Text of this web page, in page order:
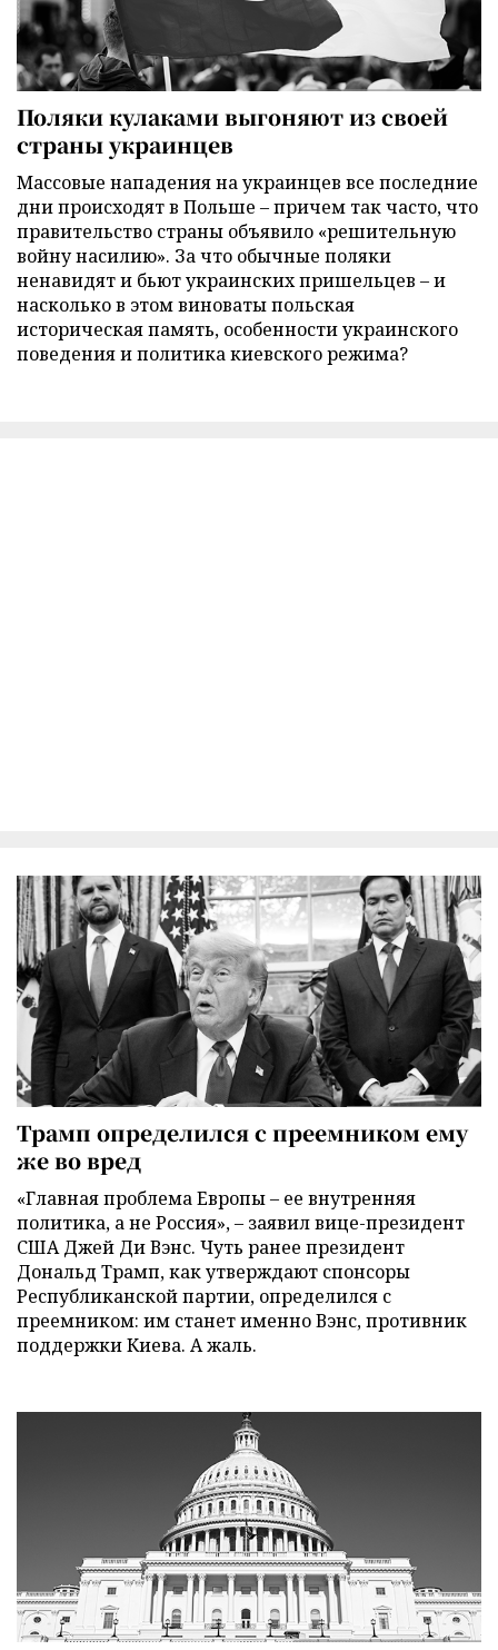
Поляки кулаками выгоняют из своей
страны украинцев
Массовые нападения на украинцев все последние
дни происходят в Польше – причем так часто, что
правительство страны объявило «решительную
войну насилию». За что обычные поляки
ненавидят и бьют украинских пришельцев – и
насколько в этом виноваты польская
историческая память, особенности украинского
поведения и политика киевского режима?
Трамп определился с преемником ему
же во вред
«Главная проблема Европы – ее внутренняя
политика, а не Россия», – заявил вице-президент
США Джей Ди Вэнс. Чуть ранее президент
Дональд Трамп, как утверждают спонсоры
Республиканской партии, определился с
преемником: им станет именно Вэнс, противник
поддержки Киева. А жаль.